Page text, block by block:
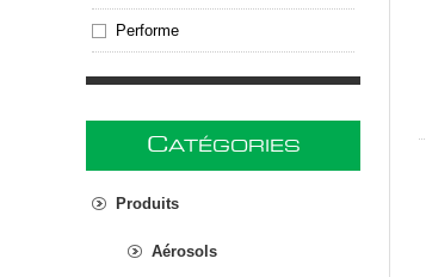
Performe
CATÉGORIES
Produits
Aérosols